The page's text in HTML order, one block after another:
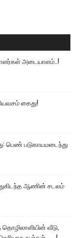
அடையாளம்..!
கைது!
பெண் படுகாயமடைந்து
ஆணின் சடலம்
வீடு,